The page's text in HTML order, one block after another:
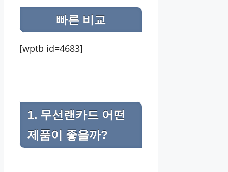
빠른 비교
[wptb id=4683]
1. 무선랜카드 어떤
제품이 좋을까?